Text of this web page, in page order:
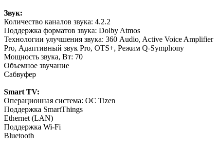
Звук:
Количество каналов звука: 4.2.2
Поддержка форматов звука: Dolby Atmos
Технологии улучшения звука: 360 Audio, Active Voice Amplifier
Pro, Адаптивный звук Pro, OTS+, Режим Q-Symphony
Мощность звука, Вт: 70
Объемное звучание
Сабвуфер
Smart TV:
Операционная система: ОС Tizen
Поддержка SmartThings
Ethernet (LAN)
Поддержка Wi-Fi
Bluetooth